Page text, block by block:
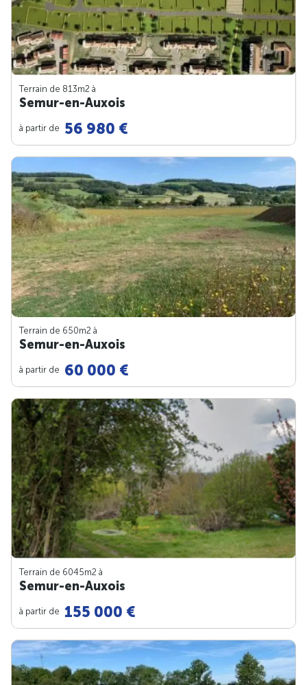
Terrain de 813m2 à
Semur-en-Auxois
à partir de 56 980 €
Terrain de 650m2 à
Semur-en-Auxois
à partir de 60 000 €
Terrain de 6045m2 à
Semur-en-Auxois
à partir de 155 000 €